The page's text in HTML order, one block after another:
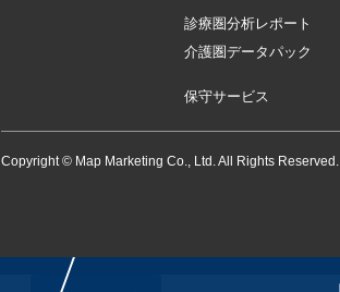
診療圏分析レポート
介護圏データパック
保守サービス
Copyright © Map Marketing Co., Ltd. All Rights Reserved.